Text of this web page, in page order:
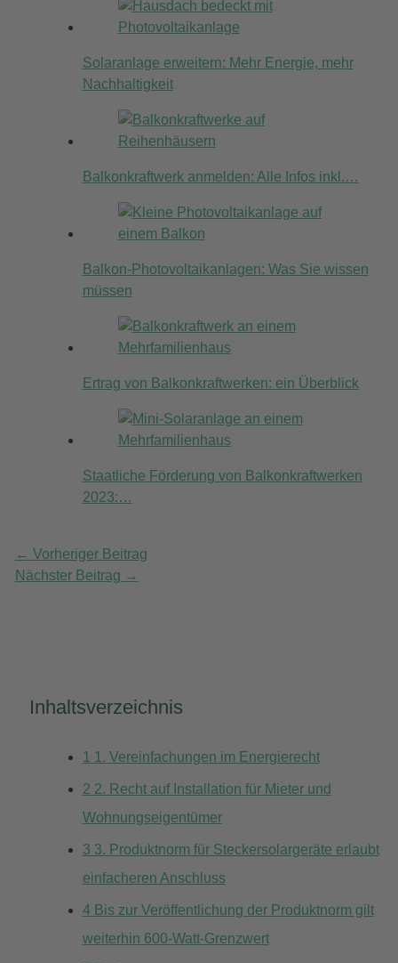
Inhaltsverzeichnis
1 1. Vereinfachungen im Energierecht
2 2. Recht auf Installation für Mieter und
Wohnungseigentümer
3 3. Produktnorm für Steckersolargeräte erlaubt
einfacheren Anschluss
4Bis zur Veröffentlichung der Produktnorm gilt
weiterhin 600-Watt-Grenzwert
Solaranlage erweitern: Mehr Energie, mehr
Nachhaltigkeit
Balkonkraftwerk anmelden: Alle Infos inkl.…
Balkon-Photovoltaikanlagen: Was Sie wissen
müssen
Ertrag von Balkonkraftwerken: ein Überblick
Staatliche Förderung von Balkonkraftwerken
2023:…
← Vorheriger Beitrag
Nächster Beitrag →